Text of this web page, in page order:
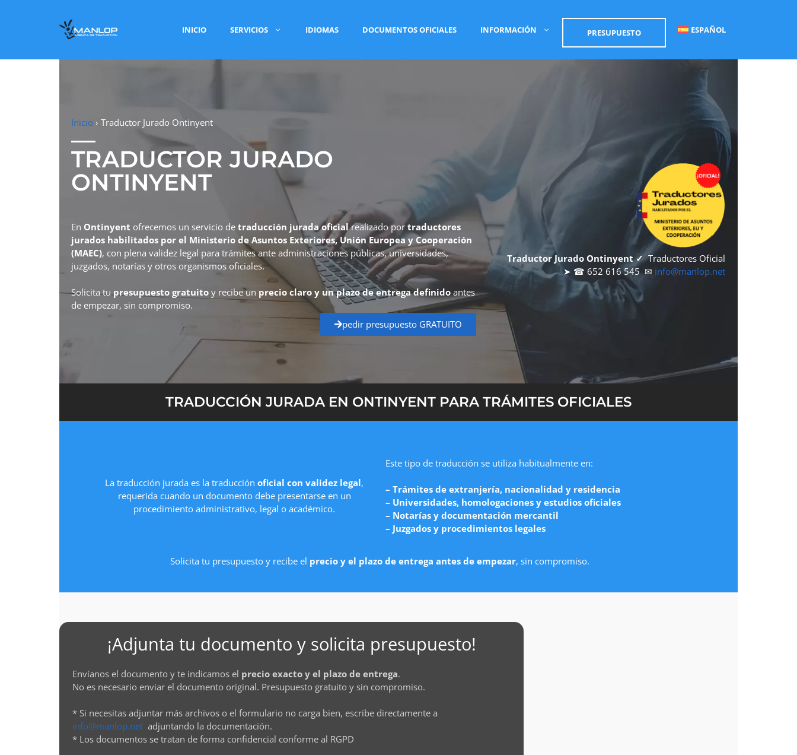
INICIO SERVICIOS IDIOMAS DOCUMENTOS OFICIALES INFORMACIÓN PRESUPUESTO ESPAÑOL
Inicio › Traductor Jurado Ontinyent
TRADUCTOR JURADO
ONTINYENT
En Ontinyent ofrecemos un servicio de traducción jurada oficialrealizado portraductores
jurados habilitados por el Ministerio de Asuntos Exteriores, Unión Europea y Cooperación
(MAEC), con plena validez legal para trámites ante administraciones públicas, universidades,
juzgados, notarías y otros organismos oficiales.
Solicita tupresupuesto gratuito y recibe un precio claro y un plazo de entrega definido antes
de empezar, sin compromiso.
pedir presupuesto GRATUITO
Traductor Jurado Ontinyent ✓Traductores Oficial
➤ ☎ 652 616 545 ✉ info@manlop.net
TRADUCCIÓN JURADA EN ONTINYENT PARA TRÁMITES OFICIALES
La traducción jurada es la traducción oficial con validez legal,
requerida cuando un documento debe presentarse en un
procedimiento administrativo, legal o académico.
Este tipo de traducción se utiliza habitualmente en:
– Trámites de extranjería, nacionalidad y residencia
– Universidades, homologaciones y estudios oficiales
– Notarías y documentación mercantil
– Juzgados y procedimientos legales
Solicita tu presupuesto y recibe el precio y el plazo de entrega antes de empezar, sin compromiso.
¡Adjunta tu documento y solicita presupuesto!
Envíanos el documento y te indicamos el precio exacto y el plazo de entrega.
No es necesario enviar el documento original. Presupuesto gratuito y sin compromiso.
* Si necesitas adjuntar más archivos o el formulario no carga bien, escribe directamente a
info@manlop.net adjuntando la documentación.
* Los documentos se tratan de forma confidencial conforme al RGPD